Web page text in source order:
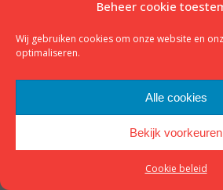
Beheer cookie
Wij gebruiken cookies om onze website en
optimaliseren.
Alle cookies
Bekijk voorkeuren
Cookie beleid